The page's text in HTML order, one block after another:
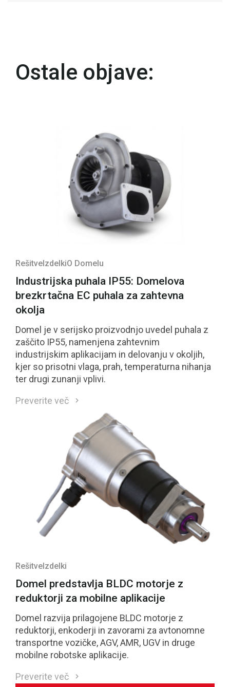
Ostale objave:
RešitveIzdelkiO Domelu
Industrijska puhala IP55: Domelova
brezkrtačna EC puhala za zahtevna
okolja
Domel je v serijsko proizvodnjo uvedel puhala z
zaščito IP55, namenjena zahtevnim
industrijskim aplikacijam in delovanju v okoljih,
kjer so prisotni vlaga, prah, temperaturna nihanja
ter drugi zunanji vplivi.
Preverite več
RešitveIzdelki
Domel predstavlja BLDC motorje z
reduktorji za mobilne aplikacije
Domel razvija prilagojene BLDC motorje z
reduktorji, enkoderji in zavorami za avtonomne
transportne vozičke, AGV, AMR, UGV in druge
mobilne robotske aplikacije.
Preverite več